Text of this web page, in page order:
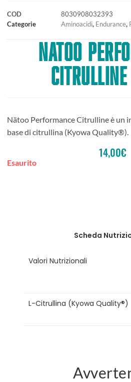
COD
8030908032393
Categorie
Aminoacidi, Endurance,
NATOO
Citrulline
Nätoo Performance Citrulline è un
base di citrullina (Kyowa Quality®).
14,00€
Esaurito
Scheda
Valori Nutrizionali
L-Citrullina (Kyowa Quality®)